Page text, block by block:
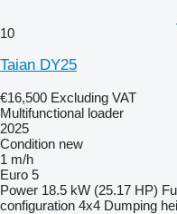
10
Taian DY25
€16,500 Excluding VAT
Multifunctional loader
2025
Condition new
1 m/h
Euro 5
Power 18.5 kW (25.17 HP)
configuration 4x4 Dumping